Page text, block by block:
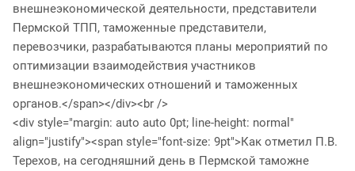
внешнеэкономической деятельности, представители
Пермской ТПП, таможенные представители,
перевозчики, разрабатываются планы мероприятий по
оптимизации взаимодействия участников
внешнеэкономических отношений и таможенных
органов.</span></div><br />
<div style="margin: auto auto 0pt; line-height: normal"
align="justify"><span style="font-size: 9pt">Как отметил П.В.
Терехов, на сегодняшний день в Пермской таможне